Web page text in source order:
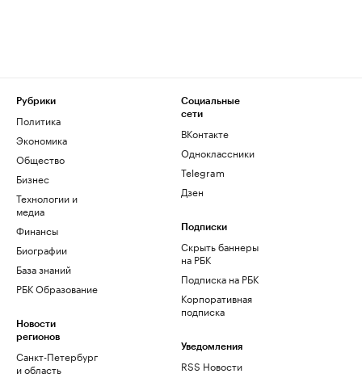
Рубрики
Политика
Экономика
Общество
Бизнес
Технологии и
медиа
Финансы
Биографии
База знаний
РБК Образование
Новости
регионов
Санкт-Петербург
и область
Социальные
сети
ВКонтакте
Одноклассники
Telegram
Дзен
Подписки
Скрыть баннеры
на РБК
Подписка на РБК
Корпоративная
подписка
Уведомления
RSS Новости